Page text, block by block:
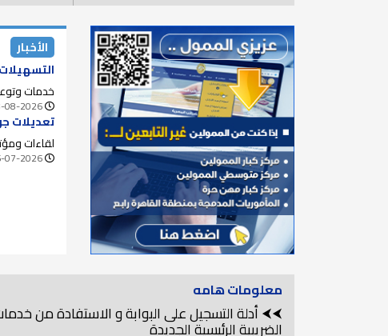
الأخبار
خدمات
08-2026
تعديلات
الضريبة
سوق
لقاءات
07-2026
معلومات هامه
⮜⮜ أدلة التسجيل على البوابة و الاستفادة من
الضريبية الرئيسية الجديدة